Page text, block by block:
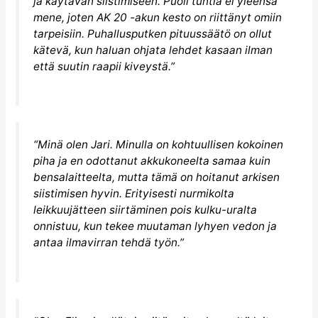
mene, joten AK 20 -akun kesto on riittänyt omiin
tarpeisiin. Puhallusputken pituussäätö on ollut
kätevä, kun haluan ohjata lehdet kasaan ilman
että suutin raapii kiveystä.”
“Minä olen Jari. Minulla on kohtuullisen kokoinen
piha ja en odottanut akkukoneelta samaa kuin
bensalaitteelta, mutta tämä on hoitanut arkisen
siistimisen hyvin. Erityisesti nurmikolta
leikkuujätteen siirtäminen pois kulku-uralta
onnistuu, kun tekee muutaman lyhyen vedon ja
antaa ilmavirran tehdä työn.”